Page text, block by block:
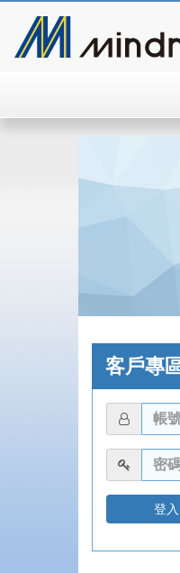
客戶專